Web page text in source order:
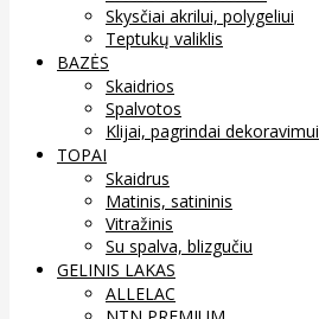
Skysčiai akrilui, polygeliui
Teptukų valiklis
BAZĖS
Skaidrios
Spalvotos
Klijai, pagrindai dekoravimui
TOPAI
Skaidrus
Matinis, satininis
Vitražinis
Su spalva, blizgučiu
GELINIS LAKAS
ALLELAC